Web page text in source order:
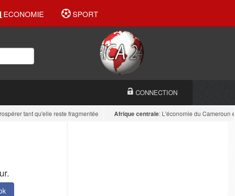
ECONOMIE SPORT
CONNECTION
tant qu'elle reste fragmentée Afrique centrale: L'économie du Cameroun est